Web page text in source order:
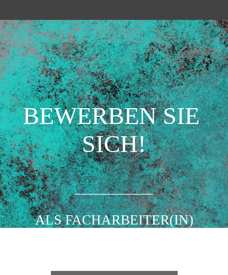
BEWERBEN SIE
SICH!
___________
ALS FACHARBEITER(IN)